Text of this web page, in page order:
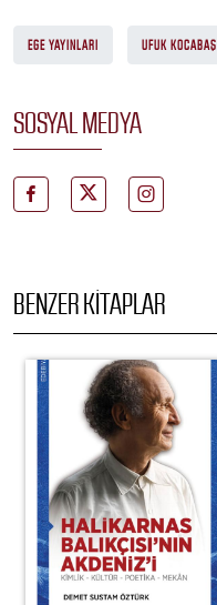
EGE YAYINLARI UFUK KOCABAŞ
SOSYAL MEDYA
BENZER KITAPLAR